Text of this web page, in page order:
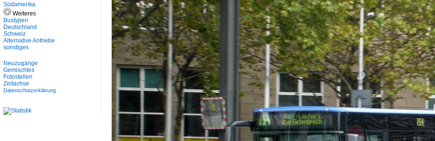
Südamerika
Weiteres
Bustypen
Deutschland
Schweiz
Alternative Antriebe
sonstiges
Neuzugänge
Gemischtes
Fotostellen
Zeitachse
Datenschutzerklärung